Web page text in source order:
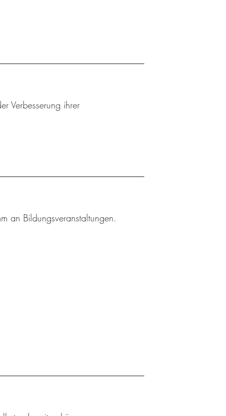
Verbesserung ihrer
an Bildungsveranstaltungen.